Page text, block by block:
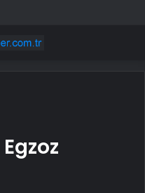
doğal hali viral oldu